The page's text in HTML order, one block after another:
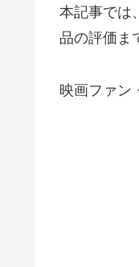
本記事では
品の評価ま
映画ファン